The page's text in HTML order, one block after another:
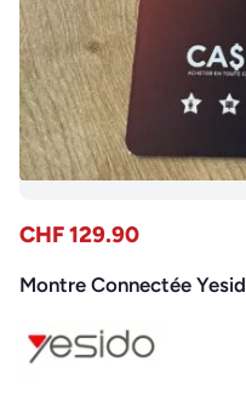
CHF 129.90
Montre Connectée